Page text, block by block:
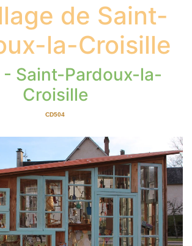
de Saint-
la-Croisille
- Saint-Pardoux-la-
Croisille
CD504